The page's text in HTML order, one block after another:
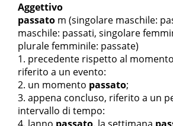
Aggettivo
passato m (singolare maschile:
maschile: passati, singolare
plurale femminile: passate)
precedente rispetto al
riferito a un evento:
un momento passato;
appena concluso, riferito a un
intervallo di tempo: